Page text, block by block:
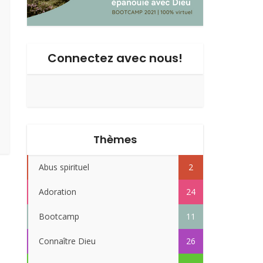
Connectez avec nous!
Thèmes
Abus spirituel 2
Adoration 24
Bootcamp 11
Connaître Dieu 26